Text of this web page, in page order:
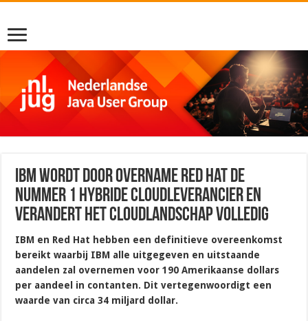
IBM wordt door overname Red Hat de
nummer 1 hybride cloudleverancier en
verandert het cloudlandschap volledig
IBM en Red Hat hebben een definitieve overeenkomst
bereikt waarbij IBM alle uitgegeven en uitstaande
aandelen zal overnemen voor 190 Amerikaanse dollars
per aandeel in contanten. Dit vertegenwoordigt een
waarde van circa 34 miljard dollar.